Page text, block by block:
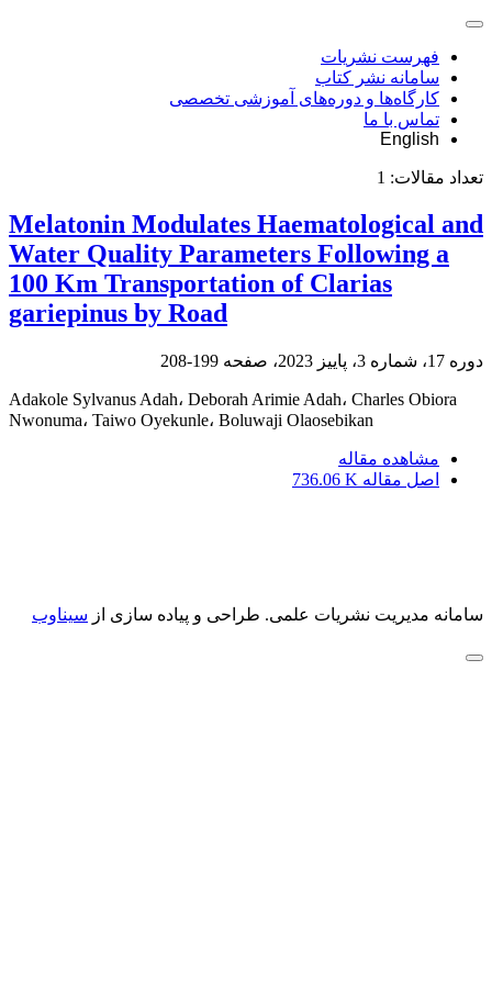
فهرست نشریات
سامانه نشر کتاب
کارگاه‌ها و دوره‌های آموزشی تخصصی
تماس با ما
English
تعداد مقالات: 1
Melatonin Modulates Haematological and
Water Quality Parameters Following a
100 Km Transportation of Clarias
gariepinus by Road
دوره 17، شماره 3، پاییز 2023، صفحه 199-208
Adakole Sylvanus Adah، Deborah Arimie Adah، Charles Obiora
Nwonuma، Taiwo Oyekunle، Boluwaji Olaosebikan
مشاهده مقاله
اصل مقاله 736.06 K
سامانه مدیریت نشریات علمی. طراحی و پیاده سازی از سیناوب